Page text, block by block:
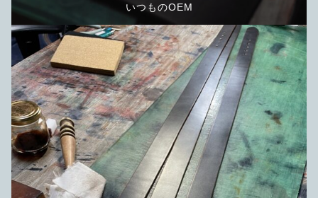
いつものOEM